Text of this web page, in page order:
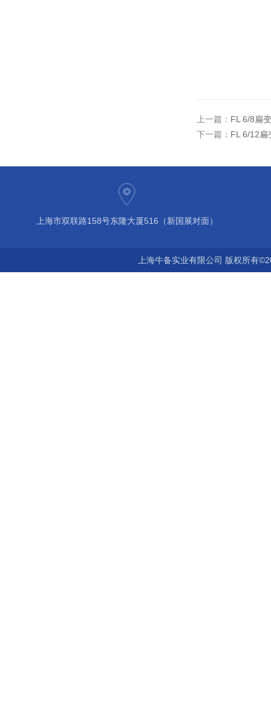
上一篇： FL 6/8扁
下一篇： FL 6/12扁
上海市双联路158号东隆大厦516（新国展对面）
上海牛备实业有限公司 版权所有